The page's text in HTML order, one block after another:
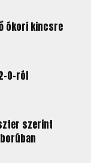
ókori kincsre
0-ról
szerint